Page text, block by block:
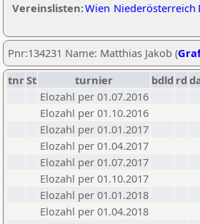
Vereinslisten:Wien Niederösterreich
Pnr:134231 Name: Matthias Jakob (
tnrSt turnier bdld rd
Elozahl per 01.07.2016
Elozahl per 01.10.2016
Elozahl per 01.01.2017
Elozahl per 01.04.2017
Elozahl per 01.07.2017
Elozahl per 01.10.2017
Elozahl per 01.01.2018
Elozahl per 01.04.2018